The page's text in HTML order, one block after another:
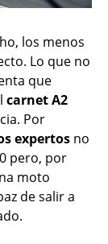
los menos
Lo que no
que
carnet A2
Por
expertos no
pero, por
moto
de salir a